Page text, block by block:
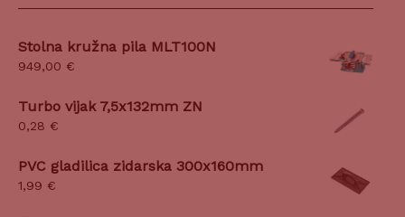
Stolna kružna pila MLT100N
949,00 €
Turbo vijak 7,5x132mm ZN
0,28 €
PVC gladilica zidarska 300x160mm
1,99 €